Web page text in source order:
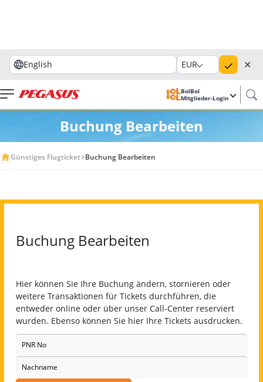
English EUR ✕
BolBol
Mitglieder-Login
Buchung Bearbeiten
Günstiges Flugticket Buchung Bearbeiten
Buchung Bearbeiten
Hier können Sie Ihre Buchung ändern, stornieren oder
weitere Transaktionen für Tickets durchführen, die
entweder online oder über unser Call-Center reserviert
wurden. Ebenso können Sie hier Ihre Tickets ausdrucken.